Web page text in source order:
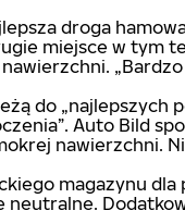
droga
miejsce w tym
do
Auto Bild
nawierzchni.
magazynu